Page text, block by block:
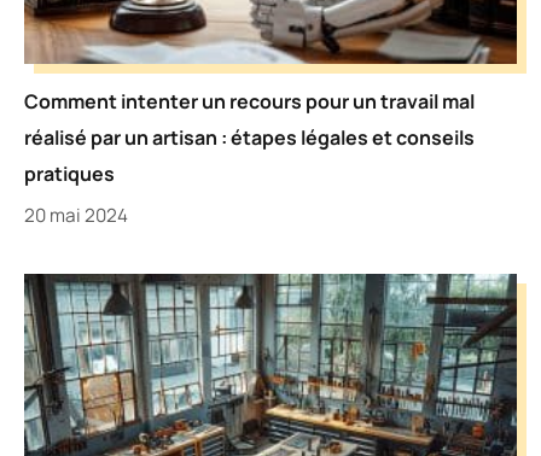
Comment intenter un recours pour un travail mal
réalisé par un artisan : étapes légales et conseils
pratiques
20 mai 2024